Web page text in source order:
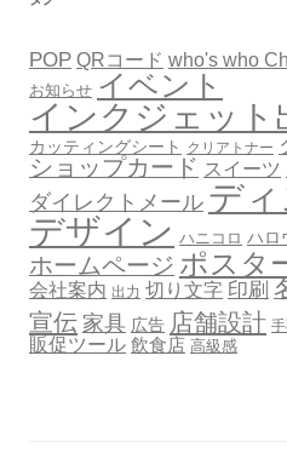
POP QRコード who's who
お知らせ イベント
インクジェット
カッティングシート クリアトナー
ショップカード スイーツ
ダイレクトメール デ
デザイン ハニコロ ハロ
ホームページ ポスタ
会社案内 出力 切り文字 印刷
宣伝 家具 広告 店舗設計
販促ツール 飲食店 高級感